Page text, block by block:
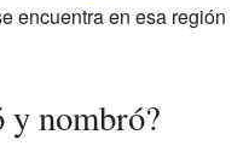
encuentra en esa región
y nombró?